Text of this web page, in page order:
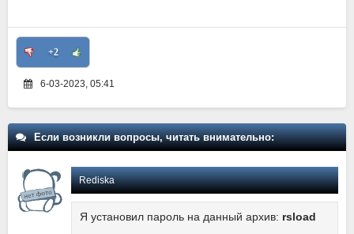
+2
6-03-2023, 05:41
Если возникли вопросы, читать внимательно:
Rediska
Я установил пароль на данный архив: rsload